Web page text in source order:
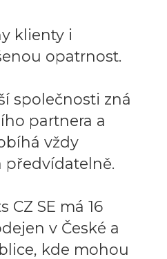
klienty i
opatrnost.
společnosti zná
partnera a
vždy
předvídatelně.
CZ SE má 16
v České a
kde mohou